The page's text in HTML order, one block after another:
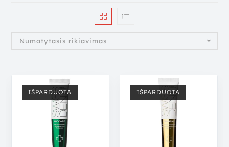
Numatytasis rikiavimas
IŠPARDUOTA IŠPARDUOTA